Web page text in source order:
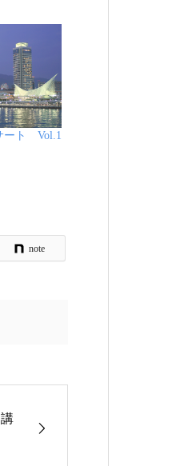
ート Vol.1
note